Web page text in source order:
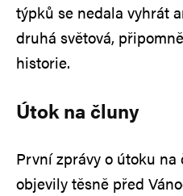
týpků se nedala vyhrát
druhá světová,
historie.
Útok na čluny
První zprávy o útoku
objevily těsně před